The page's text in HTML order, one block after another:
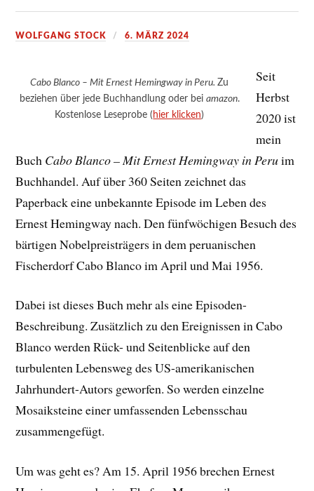
WOLFGANG STOCK 6. MÄRZ 2024
Cabo Blanco – Mit Ernest Hemingway in Peru.Zu
beziehen über jede Buchhandlung oder bei amazon.
Kostenlose Leseprobe ( hier klicken)
Seit
Herbst
2020 ist
mein
Buch Cabo Blanco – Mit Ernest Hemingway in Peruim
Buchhandel. Auf über 360 Seiten zeichnet das
Paperback eine unbekannte Episode im Leben des
Ernest Hemingway nach. Den fünfwöchigen Besuch des
bärtigen Nobelpreisträgers in dem peruanischen
Fischerdorf Cabo Blanco im April und Mai 1956.
Dabei ist dieses Buch mehr als eine Episoden-
Beschreibung. Zusätzlich zu den Ereignissen in Cabo
Blanco werden Rück- und Seitenblicke auf den
turbulenten Lebensweg des US-amerikanischen
Jahrhundert-Autors geworfen. So werden einzelne
Mosaiksteine einer umfassenden Lebensschau
zusammengefügt.
Um was geht es? Am 15. April 1956 brechen Ernest